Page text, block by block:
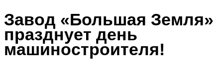
Завод «Большая Земля»
празднует день
машиностроителя!